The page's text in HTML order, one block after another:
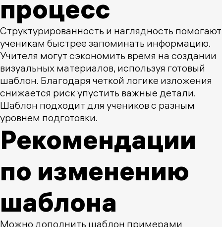
процесс
Структурированность и наглядность помогают
ученикам быстрее запоминать информацию.
Учителя могут сэкономить время на создании
визуальных материалов, используя готовый
шаблон. Благодаря четкой логике изложения
снижается риск упустить важные детали.
Шаблон подходит для учеников с разным
уровнем подготовки.
Рекомендации
по изменению
шаблона
Можно дополнить шаблон примерами